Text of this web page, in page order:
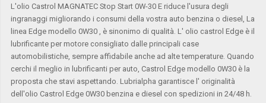
L'olio Castrol MAGNATEC Stop Start 0W-30 E riduce l'usura degli
ingranaggi migliorando i consumi della vostra auto benzina o diesel, La
linea Edge modello 0W30 , è sinonimo di qualità. L' olio castrol Edge è il
lubrificante per motore consigliato dalle principali case
automobilistiche, sempre affidabile anche ad alte temperature. Quando
cerchi il meglio in lubrificanti per auto, Castrol Edge modello 0W30 è la
proposta che stavi aspettando. Lubrialpha garantisce l' originalità
dell'olio Castrol Edge 0W30 benzina e diesel con spedizioni in 24/48 h.